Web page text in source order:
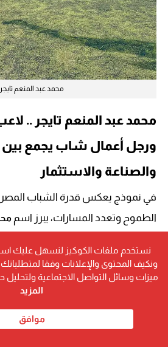
محمد عبد المنعم تايجر
محمد عبد المنعم تايجر ..
ورجل أعمال شاب يجمع بين
والصناعة والاستثمار
في نموذج يعكس قدرة الشباب
الطموح وتعدد المسارات، يبرز اسم
الملهمة التي استطاعت أن توفّق بين
وريادة الأعمال، ليصنع لنفسه مكانة
نستخدم ملفات الكوكيز لنسهل عليك
ونكيف المحتوى والإعلانات وفقا لمتطلباتك
ميزات وسائل التواصل الاجتماعية ولتحليل
المزيد
موافق